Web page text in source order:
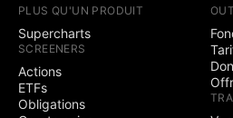
Réalisez les
transactions par
l'entremise de
courtiers
sélectionnés
Trading simulé
(paper trading)
PLUS QU'UN PRODUIT
Supercharts
SCREENERS
Actions
ETFs
Obligations